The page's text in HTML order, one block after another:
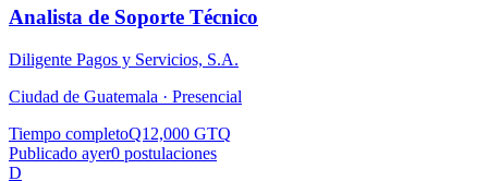
Analista de Soporte Técnico
Diligente Pagos y Servicios, S.A.
Ciudad de Guatemala · Presencial
Tiempo completoQ12,000 GTQ
Publicado ayer0 postulaciones
D